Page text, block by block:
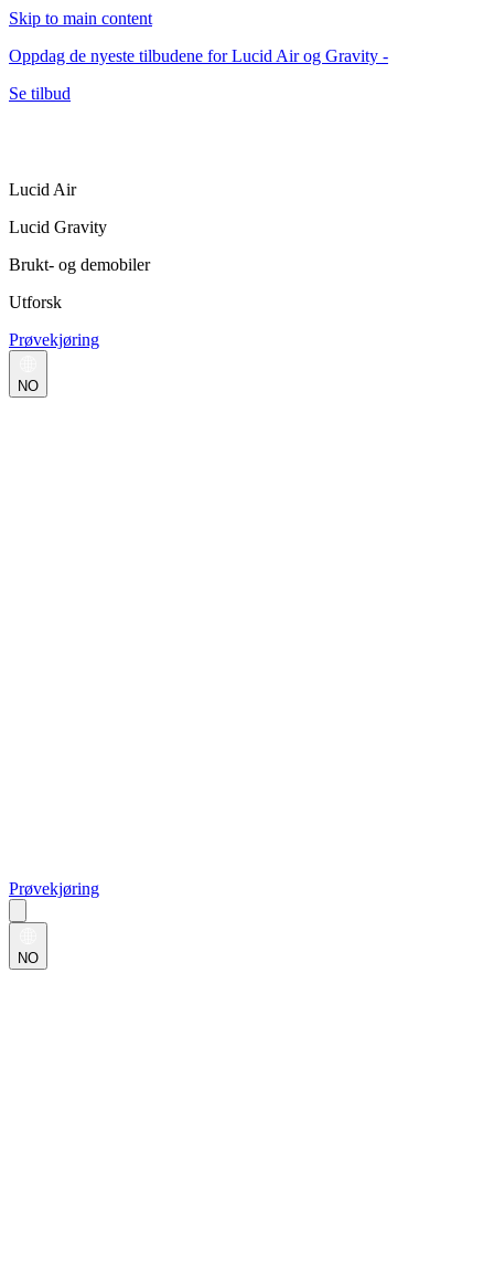
Skip to main content
Oppdag de nyeste tilbudene for Lucid Air og Gravity -
Se tilbud
Lucid Air
Lucid Gravity
Brukt- og demobiler
Utforsk
Prøvekjøring
NO
Prøvekjøring
NO